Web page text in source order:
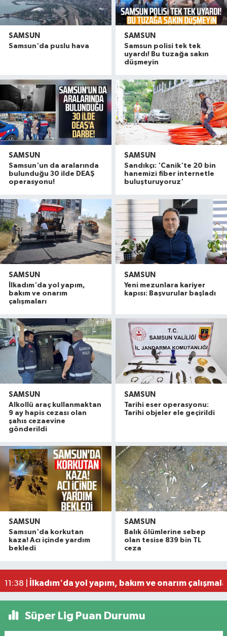
SAMSUN
Samsun'da puslu hava
SAMSUN
Samsun polisi tek tek
uyardı! Bu tuzağa sakın
düşmeyin
SAMSUN
Samsun'un da aralarında
bulunduğu 30 ilde DEAŞ
operasyonu!
SAMSUN
Sandıkçı: 'Canik'te 20 bin
hanemizi fiber internetle
buluşturuyoruz'
SAMSUN
İlkadım'da yol yapım,
bakım ve onarım
çalışmaları
SAMSUN
Yeni mezunlara kariyer
kapısı: Başvurular başladı
SAMSUN
Alkollü araç kullanmaktan
9 ay hapis cezası olan
şahıs cezaevine
gönderildi
SAMSUN
Tarihi eser operasyonu:
Tarihi objeler ele geçirildi
SAMSUN
Samsun'da korkutan
kaza! Acı içinde yardım
bekledi
SAMSUN
Balık ölümlerine sebep
olan tesise 839 bin TL
ceza
12:03 |Samsun'da puslu hava
12:00 |Samsun polisi tek tek uyardı! Bu tuzağa sakın
Samsun'un da aralarında bulunduğu 30 ilde
11:38 | İlkadım'da yol yapım, bakım ve onarım
Süper Lig Puan Durumu